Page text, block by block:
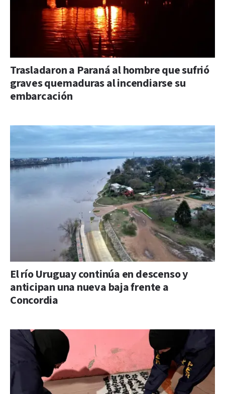
Trasladaron a Paraná al hombre que sufrió
graves quemaduras al incendiarse su
embarcación
El río Uruguay continúa en descenso y
anticipan una nueva baja frente a
Concordia